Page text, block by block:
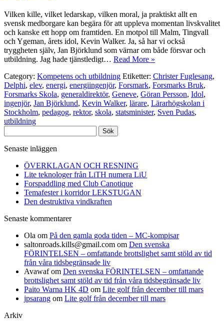
Vilken kille, vilket ledarskap, vilken moral, ja praktiskt allt en
svensk medborgare kan begära för att uppleva momentan livskvalitet
och kanske ett hopp om framtiden. En motpol till Malm, Tingvall
och Ygeman, årets idol, Kevin Walker. Ja, så har vi också
tryggheten själv, Jan Björklund som värnar om både försvar och
utbildning. Jag hade tjänstledigt… Read More »
Category: Kompetens och utbildning Etiketter: Christer Fuglesang,
Delphi, elev, energi, energiingenjör, Forsmark, Forsmarks Bruk,
Forsmarks Skola, generaldirektör, Geneve, Göran Persson, Idol,
ingenjör, Jan Björklund, Kevin Walker, lärare, Lärarhögskolan i
Stockholm, pedagog, rektor, skola, statsminister, Sven Pudas,
utbildning
efter:
Senaste inläggen
ÖVERKLAGAN OCH RESNING
Lite teknologer från LiTH numera LiU
Forspaddling med Club Canotique
Temafester i korridor LEKSTUGAN
Den destruktiva vindkraften
Senaste kommentarer
Ola om På den gamla goda tiden – MC-kompisar
saltonroads.kills@gmail.com om Den svenska
FÖRINTELSEN – omfattande brottslighet samt stöld av tid
från våra tidsbegränsade liv
Avawafom Den svenska FÖRINTELSEN – omfattande
brottslighet samt stöld av tid från våra tidsbegränsade liv
Paito Warna HK 4D om Lite golf från december till mars
jpsarang om Lite golf från december till mars
Arkiv